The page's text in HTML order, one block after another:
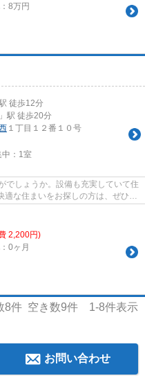
8万円
徒歩12分
」駅 徒歩20分
１丁目１２番１０号
： 1室
でしょうか。設備も充実していて住
な住まいをお探しの方は、ぜひ当
2,200円)
0ヶ月
8件 空き数9件 1-8件表示
お問い合わせ